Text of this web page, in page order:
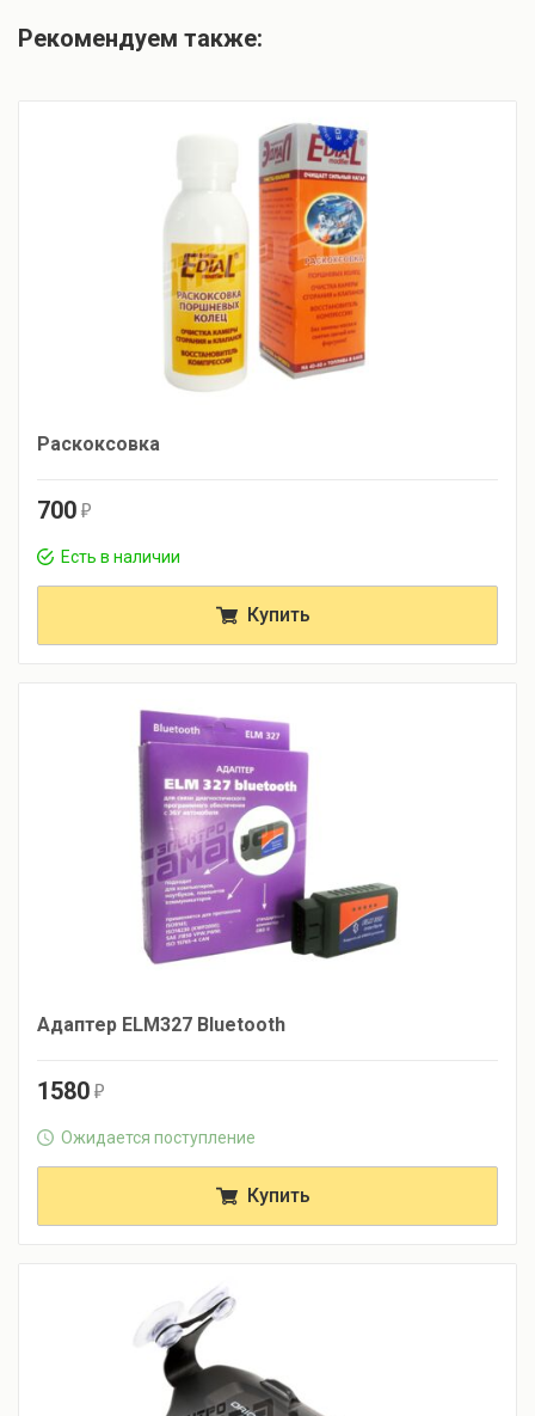
Рекомендуем также:
Раскоксовка
700 r
Есть в наличии
Купить
Адаптер ELM327 Bluetooth
1580 r
Ожидается поступление
Купить